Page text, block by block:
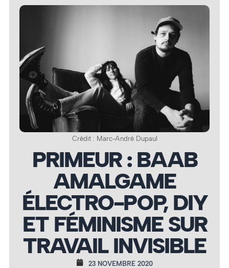
Crédit : Marc-André Dupaul
PRIMEUR : BAAB
AMALGAME
ÉLECTRO-POP, DIY
ET FÉMINISME SUR
TRAVAIL INVISIBLE
23 NOVEMBRE 2020